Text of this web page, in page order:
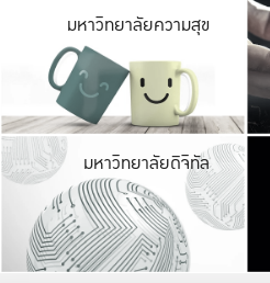
มหาวิทยาลัยความสุข
มหาวิทยาลัยดิจิทัล